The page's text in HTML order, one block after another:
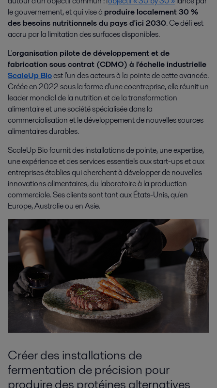
le gouvernement, et qui vise à produire localement 30 %
des besoins nutritionnels du pays d'ici 2030. Ce défi est
accru par la limitation des surfaces disponibles.
L'organisation pilote de développement et de
fabrication sous contrat (CDMO) à l'échelle industrielle
ScaleUp Bioest l'un des acteurs à la pointe de cette avancée.
Créée en 2022 sous la forme d'une coentreprise, elle réunit un
leader mondial de la nutrition et de la transformation
alimentaire et une société spécialisée dans la
commercialisation et le développement de nouvelles sources
alimentaires durables.
ScaleUp Bio fournit des installations de pointe, une expertise,
une expérience et des services essentiels aux start-ups et aux
entreprises établies qui cherchent à développer de nouvelles
innovations alimentaires, du laboratoire à la production
commerciale. Ses clients sont tant aux États-Unis, qu'en
Europe, Australie ou en Asie.
Créer des installations de
fermentation de précision pour
produire des protéines alternatives